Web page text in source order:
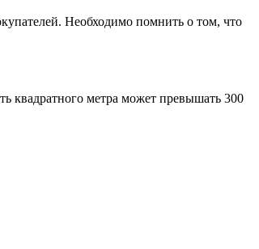
Необходимо помнить о том, что
квадратного метра может превышать 300